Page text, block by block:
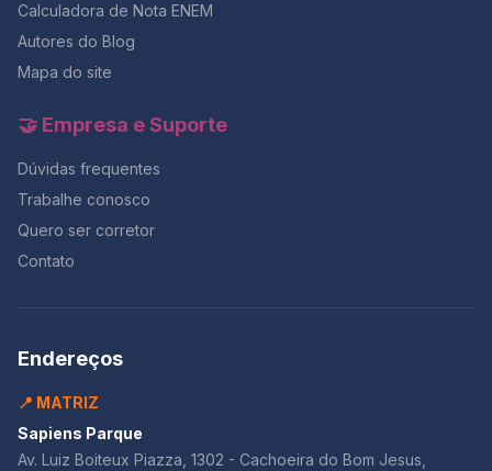
Calculadora de Nota ENEM
Autores do Blog
Mapa do site
🤝 Empresa e Suporte
Dúvidas frequentes
Trabalhe conosco
Quero ser corretor
Contato
Endereços
📍 MATRIZ
Sapiens Parque
Av. Luiz Boiteux Piazza, 1302 - Cachoeira do Bom Jesus,